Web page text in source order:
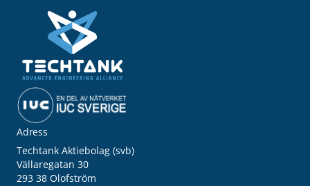
Adress
Techtank Aktiebolag (svb)
Vällaregatan 30
293 38 Olofström